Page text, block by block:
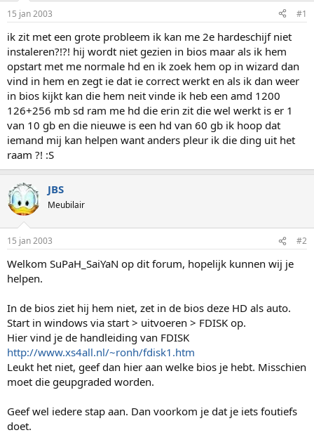
p
s
t
a
r
t
e
r
m
15 jan 2003 #1
ik zit met een grote probleem ik kan me 2e hardeschijf niet
instaleren?!?! hij wordt niet gezien in bios maar als ik hem
opstart met me normale hd en ik zoek hem op in wizard dan
vind in hem en zegt ie dat ie correct werkt en als ik dan weer
in bios kijkt kan die hem neit vinde ik heb een amd 1200
126+256 mb sd ram me hd die erin zit die wel werkt is er 1
van 10 gb en die nieuwe is een hd van 60 gb ik hoop dat
iemand mij kan helpen want anders pleur ik die ding uit het
raam ?! :S
JBS
Meubilair
15 jan 2003 #2
Welkom SuPaH_SaiYaN op dit forum, hopelijk kunnen wij je
helpen.
In de bios ziet hij hem niet, zet in de bios deze HD als auto.
Start in windows via start > uitvoeren > FDISK op.
Hier vind je de handleiding van FDISK
http://www.xs4all.nl/~ronh/fdisk1.htm
Leukt het niet, geef dan hier aan welke bios je hebt. Misschien
moet die geupgraded worden.
Geef wel iedere stap aan. Dan voorkom je dat je iets foutiefs
doet.